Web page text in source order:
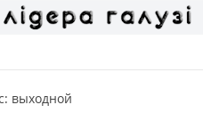
выходной